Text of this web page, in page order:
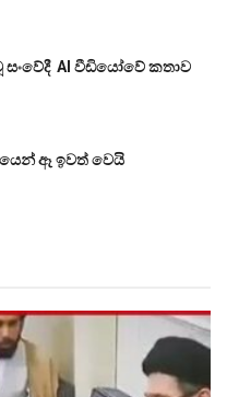
AI වීඩියෝවේ කතාව
ඈ ඉවත් වෙයි